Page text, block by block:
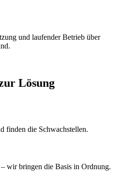
und laufender Betrieb über
Lösung
finden die Schwachstellen.
wir bringen die Basis in Ordnung.